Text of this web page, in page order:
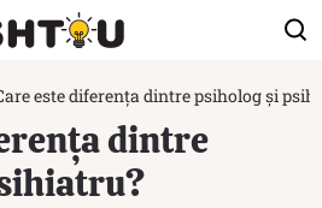
este diferența dintre psiholog și
dintre